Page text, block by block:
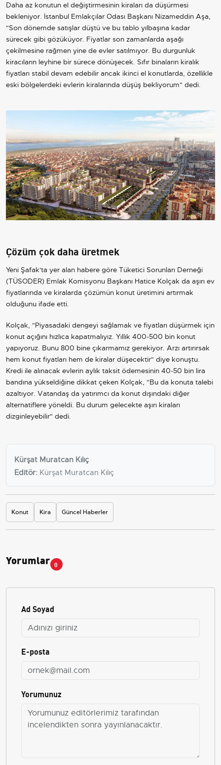
Daha az konutun el değiştirmesinin kiraları da düşürmesi
bekleniyor. İstanbul Emlakçılar Odası Başkanı Nizameddin Aşa,
"Son dönemde satışlar düştü ve bu tablo yılbaşına kadar
sürecek gibi gözüküyor. Fiyatlar son zamanlarda aşağı
çekilmesine rağmen yine de evler satılmıyor. Bu durgunluk
kiracıların leyhine bir sürece dönüşecek. Sıfır binaların kiralık
fiyatları stabil devam edebilir ancak ikinci el konutlarda, özellikle
eski bölgelerdeki evlerin kiralarında düşüş bekliyorum" dedi.
Çözüm çok daha üretmek
Yeni Şafak'ta yer alan habere göre Tüketici Sorunları Derneği
(TÜSODER) Emlak Komisyonu Başkanı Hatice Kolçak da aşırı ev
fiyatlarında ve kiralarda çözümün konut üretimini artırmak
olduğunu ifade etti.
Kolçak, "Piyasadaki dengeyi sağlamak ve fiyatları düşürmek için
konut açığını hızlıca kapatmalıyız. Yıllık 400-500 bin konut
yapıyoruz. Bunu 800 bine çıkarmamız gerekiyor. Arzı artırırsak
hem konut fiyatları hem de kiralar düşecektir" diye konuştu.
Kredi ile alınacak evlerin aylık taksit ödemesinin 40-50 bin lira
bandına yükseldiğine dikkat çeken Kolçak, "Bu da konuta talebi
azaltıyor. Vatandaş da yatırımcı da konut dışındaki diğer
alternatiflere yöneldi. Bu durum gelecekte aşırı kiraları
dizginleyebilir" dedi.
Kürşat Muratcan Kılıç
Editör: Kürşat Muratcan Kılıç
Konut Kira Güncel Haberler
Yorumlar 0
Ad Soyad
E-posta
Yorumunuz